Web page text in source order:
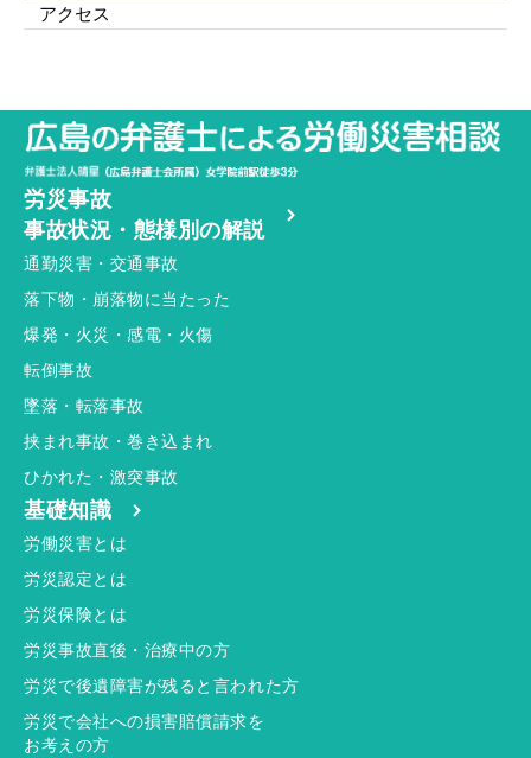
アクセス
労災事故
事故状況・態様別の解説
通勤災害・交通事故
落下物・崩落物に当たった
爆発・火災・感電・火傷
転倒事故
墜落・転落事故
挟まれ事故・巻き込まれ
ひかれた・激突事故
基礎知識
労働災害とは
労災認定とは
労災保険とは
労災事故直後・治療中の方
労災で後遺障害が残ると言われた方
労災で会社への損害賠償請求を
お考えの方